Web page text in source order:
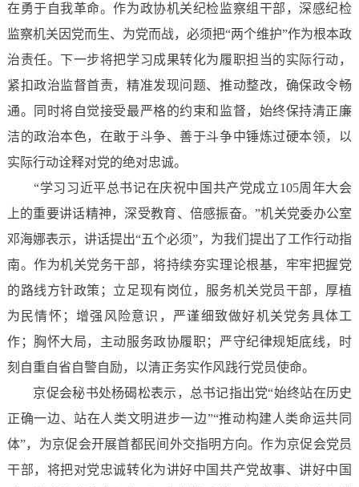
在勇于自我革命。作为政协机关纪检监察组干部，深感纪检
监察机关因党而生、为党而战，必须把“两个维护”作为根本政
治责任。下一步将把学习成果转化为履职担当的实际行动，
紧扣政治监督首责，精准发现问题、推动整改，确保政令畅
通。同时将自觉接受最严格的约束和监督，始终保持清正廉
洁的政治本色，在敢于斗争、善于斗争中锤炼过硬本领，以
实际行动诠释对党的绝对忠诚。
“学习习近平总书记在庆祝中国共产党成立105周年大会
上的重要讲话精神，深受教育、倍感振奋。”机关党委办公室
邓海娜表示，讲话提出“五个必须”，为我们提出了工作行动指
南。作为机关党务干部，将持续夯实理论根基，牢牢把握党
的路线方针政策；立足现有岗位，服务机关党员干部，厚植
为民情怀；增强风险意识，严谨细致做好机关党务具体工
作；胸怀大局，主动服务政协履职；严守纪律规矩底线，时
刻自重自省自警自励，以清正务实作风践行党员使命。
京促会秘书处杨碣松表示，总书记指出党“始终站在历史
正确一边、站在人类文明进步一边”“推动构建人类命运共同
体”，为京促会开展首都民间外交指明方向。作为京促会党员
干部，将把对党忠诚转化为讲好中国共产党故事、讲好中国